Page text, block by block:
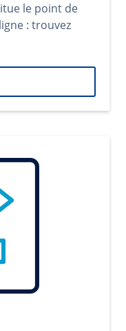
le point de
: trouvez